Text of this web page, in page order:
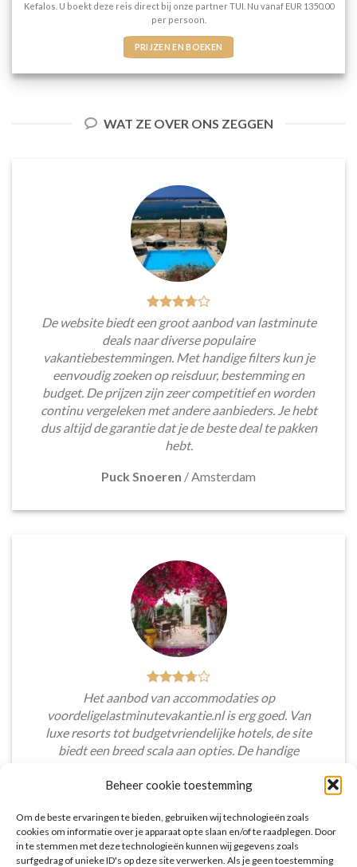
Beheer cookie toestemming
Om de beste ervaringen te bieden, gebruiken wij technologieën zoals
cookies om informatie over je apparaat op te slaan en/of te raadplegen. Door
in te stemmen met deze technologieën kunnen wij gegevens zoals
surfgedrag of unieke ID's op deze site verwerken. Als je geen toestemming
Kefalos. U boekt deze reis direct bij onze partner TUI. Nu vanaf EUR 1350.00
per persoon.
PRIJZEN EN BOEKEN
WAT ZE OVER ONS ZEGGEN
De website biedt een groot aanbod van lastminute
deals naar diverse populaire
vakantiebestemmingen. Met handige filters kun je
eenvoudig zoeken op reisduur, bestemming en
budget. De prijzen zijn zeer competitief en worden
continu vergeleken met andere aanbieders. Je hebt
dus altijd de garantie dat je de beste deal te pakken
hebt.
Puck Snoeren /Amsterdam
Het aanbod van accommodaties op
voordeligelastminutevakantie.nl is erg goed. Van
luxe resorts tot budgetvriendelijke hotels, de site
biedt een breed scala aan opties. De handige
accommodaties te vinden die aansluiten bij mijn
Tim Beukers /Tilburg